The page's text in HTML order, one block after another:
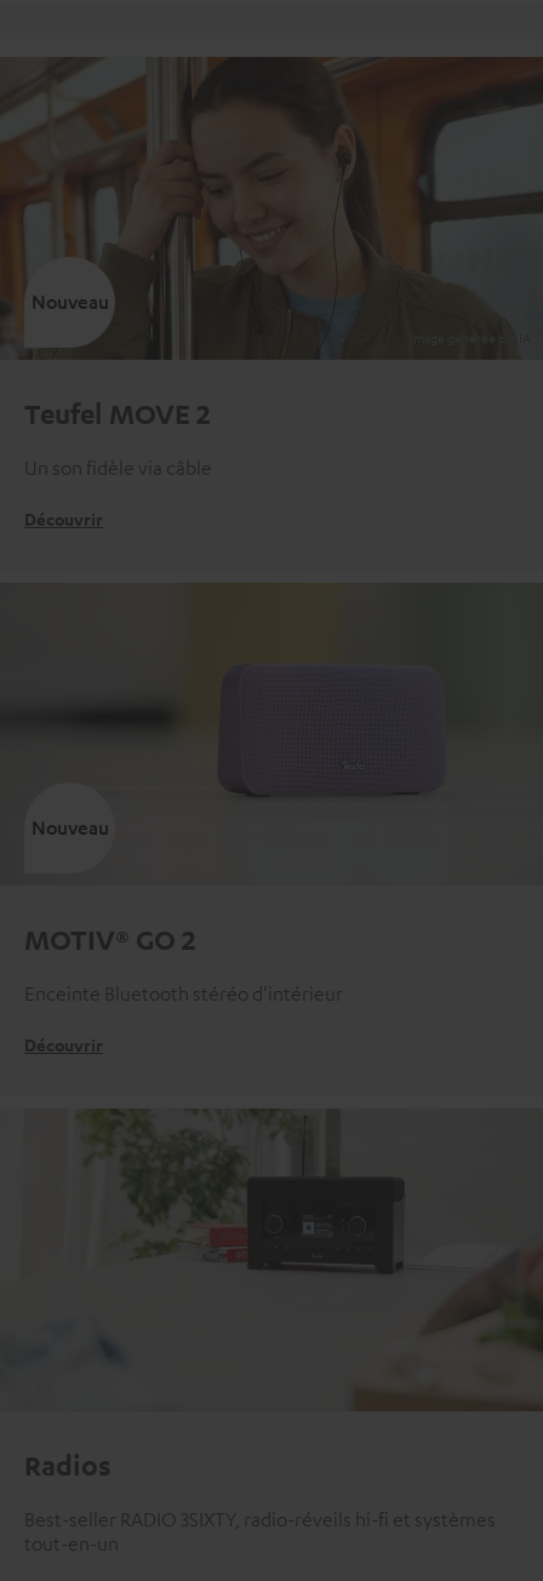
Teufel MOVE 2
Un son fidèle via câble
Découvrir
Nouveau
MOTIV® GO 2
Enceinte Bluetooth stéréo d'intérieur
Découvrir
Nouveau
Radios
Best-seller RADIO 3SIXTY, radio-réveils hi-fi et systèmes
tout-en-un